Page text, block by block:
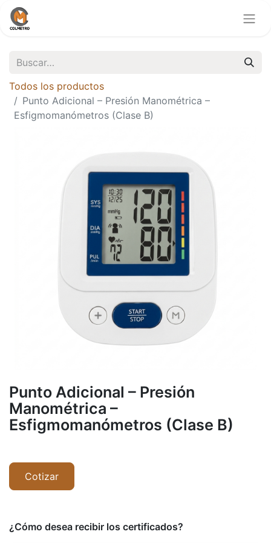
Todos los productos
Punto Adicional – Presión Manométrica –
Esfigmomanómetros (Clase B)
Punto Adicional – Presión
Manométrica –
Esfigmomanómetros (Clase B)
Cotizar
¿Cómo desea recibir los certificados?